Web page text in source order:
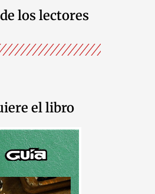
los lectores
el libro